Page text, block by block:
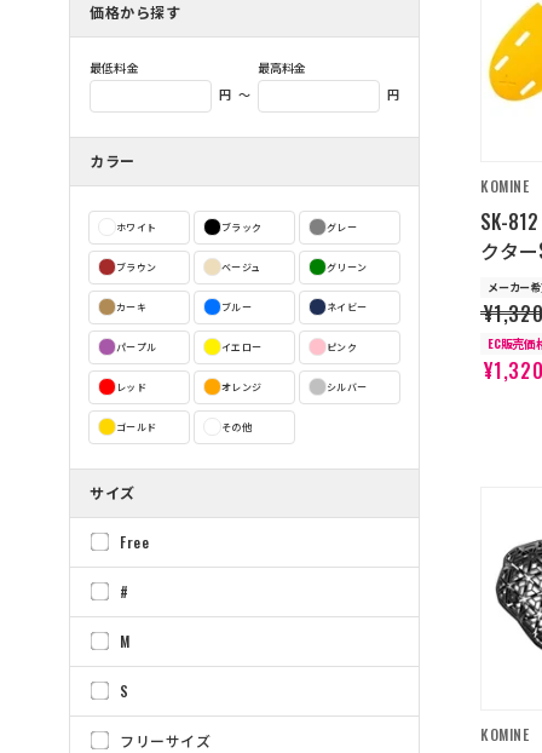
価格から探す
最低料金
円 ～
最高料金
円
カラー
ホワイト ブラック グレー
ブラウン ベージュ グリーン
カーキ ブルー ネイビー
パープル イエロー ピンク
レッド オレンジ シルバー
ゴールド その他
サイズ
Free
#
M
S
フリーサイズ
KOMINE
SK-
クター
メーカー
EC販売価
KOMINE